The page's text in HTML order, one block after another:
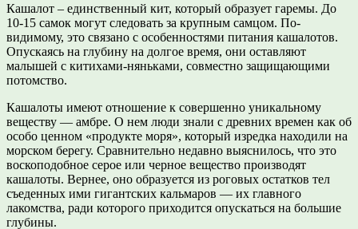
Кашалот – единственный кит, который образует гаремы. До
10-15 самок могут следовать за крупным самцом. По-
видимому, это связано с особенностями питания кашалотов.
Опускаясь на глубину на долгое время, они оставляют
малышей с китихами-няньками, совместно защищающими
потомство.
Кашалоты имеют отношение к совершенно уникальному
веществу — амбре. О нем люди знали с древних времен как об
особо ценном «продукте моря», который изредка находили на
морском берегу. Сравнительно недавно выяснилось, что это
воскоподобное серое или черное вещество производят
кашалоты. Вернее, оно образуется из роговых остатков тел
съеденных ими гигантских кальмаров — их главного
лакомства, ради которого приходится опускаться на большие
глубины.